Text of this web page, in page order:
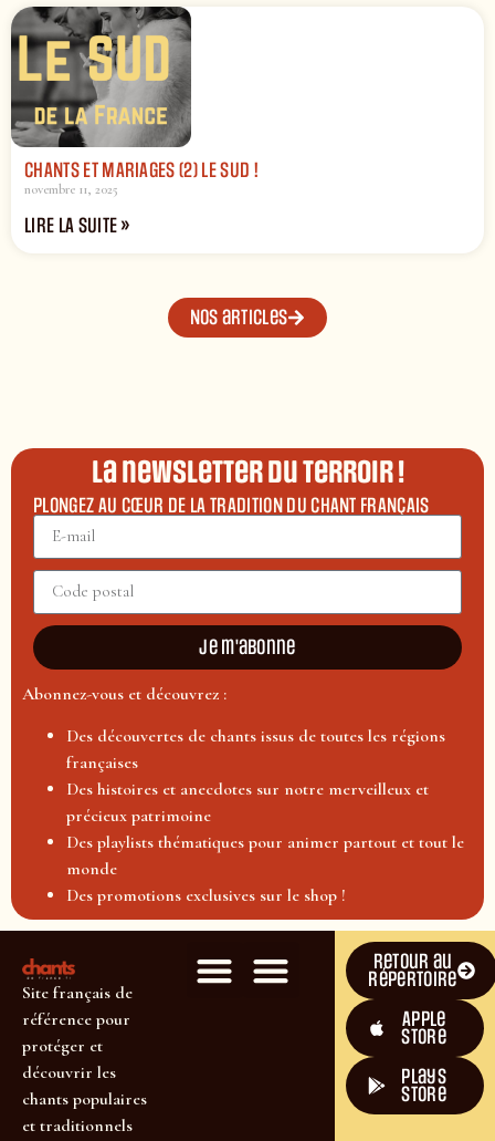
CHANTS ET MARIAGES (2) LE SUD !
novembre 11, 2025
LIRE LA SUITE »
Nos articles
La newsletter du terroir !
PLONGEZ AU CŒUR DE LA TRADITION DU CHANT FRANÇAIS
Je m'abonne
Abonnez-vous et découvrez :
Des découvertes de chants issus de toutes les régions
françaises
Des histoires et anecdotes sur notre merveilleux et
précieux patrimoine
Des playlists thématiques pour animer partout et tout le
monde
Des promotions exclusives sur le shop !
Site français de
référence pour
protéger et
découvrir les
chants populaires
et traditionnels
Retour au
répertoire
Apple
Store
plays
store